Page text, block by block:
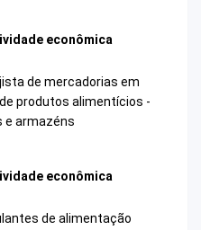
econômica
de mercadorias em
produtos alimentícios -
e armazéns
econômica
de alimentação